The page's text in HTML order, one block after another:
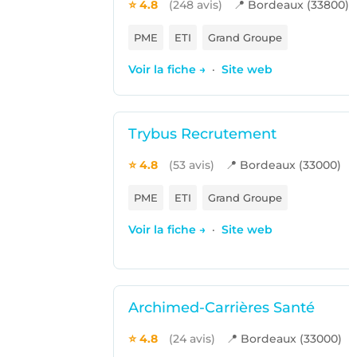
⭐ 4.8 (248 avis) 📍 Bordeaux (33800)
PME ETI Grand Groupe
Voir la fiche → · Site web
Trybus Recrutement
⭐ 4.8 (53 avis) 📍 Bordeaux (33000)
PME ETI Grand Groupe
Voir la fiche → · Site web
Archimed-Carrières Santé
⭐ 4.8 (24 avis) 📍 Bordeaux (33000)